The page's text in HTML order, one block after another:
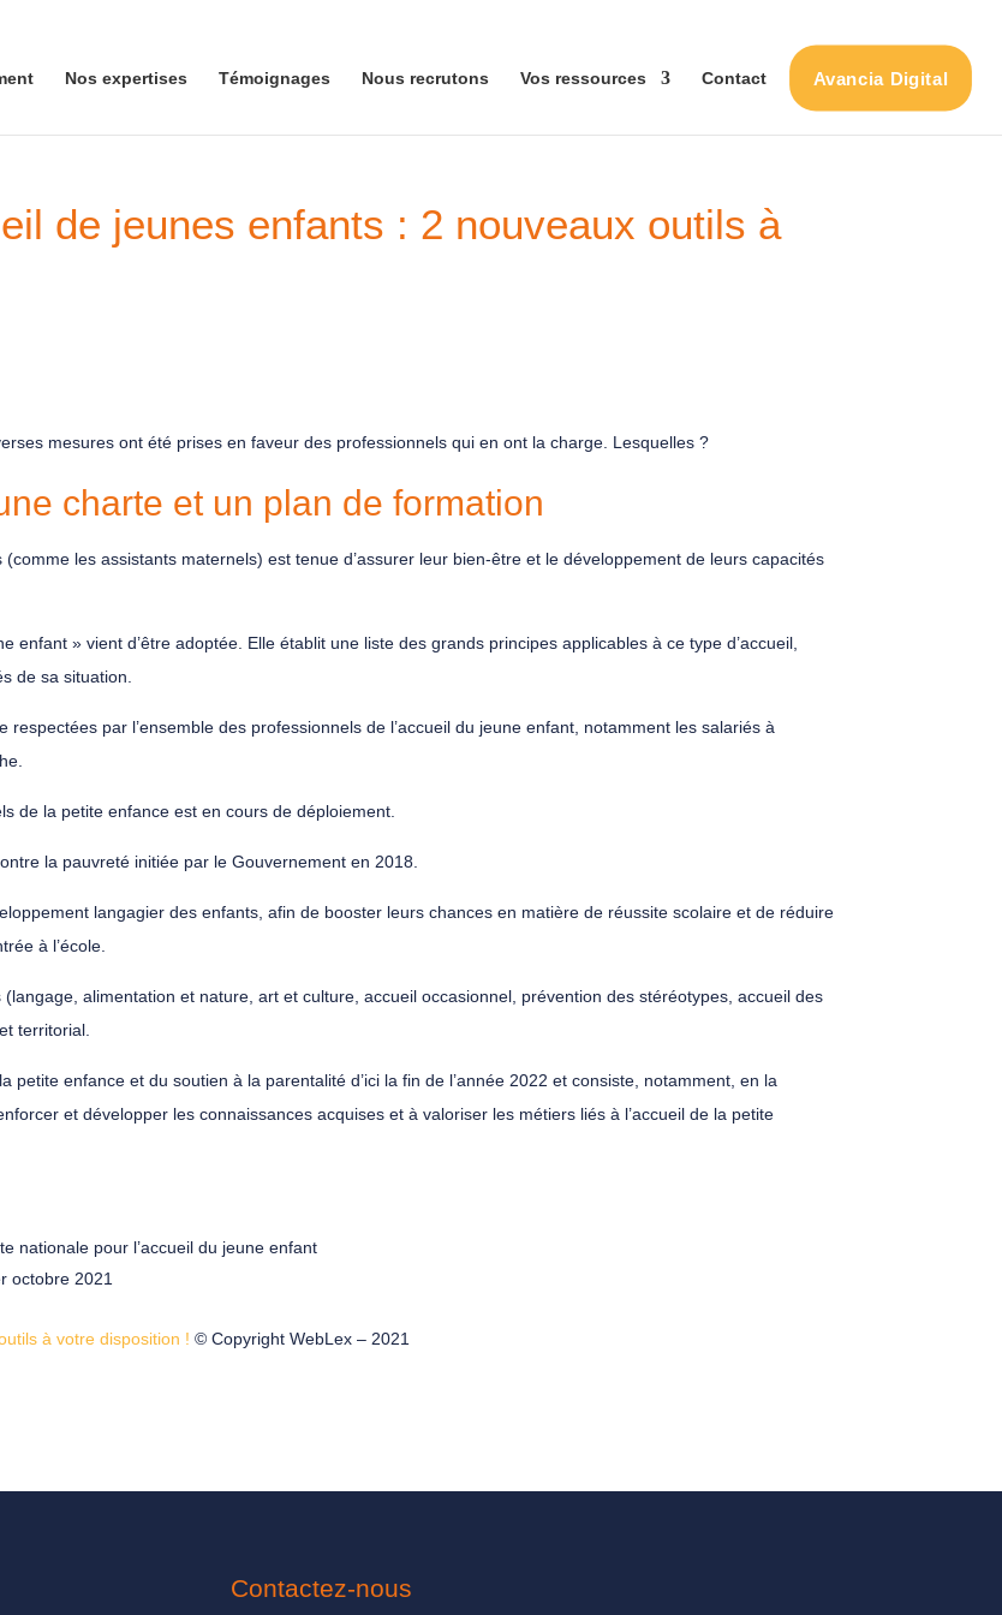
Nos expertises Témoignages Nous recrutons Vos ressources Contact Avancia Digital
de jeunes enfants : 2 nouveaux outils à
mesures ont été prises en faveur des professionnels qui en ont la charge. Lesquelles ?
charte et un plan de formation
les assistants maternels) est tenue d’assurer leur bien-être et le développement de leurs capacités
enfant » vient d’être adoptée. Elle établit une liste des grands principes applicables à ce type d’accueil,
de sa situation.
par l’ensemble des professionnels de l’accueil du jeune enfant, notamment les salariés à
de la petite enfance est en cours de déploiement.
la pauvreté initiée par le Gouvernement en 2018.
langagier des enfants, afin de booster leurs chances en matière de réussite scolaire et de réduire
à l’école.
alimentation et nature, art et culture, accueil occasionnel, prévention des stéréotypes, accueil des
territorial.
enfance et du soutien à la parentalité d’ici la fin de l’année 2022 et consiste, notamment, en la
et développer les connaissances acquises et à valoriser les métiers liés à l’accueil de la petite
nationale pour l’accueil du jeune enfant
octobre 2021
à votre disposition ! © Copyright WebLex – 2021
Contactez-nous